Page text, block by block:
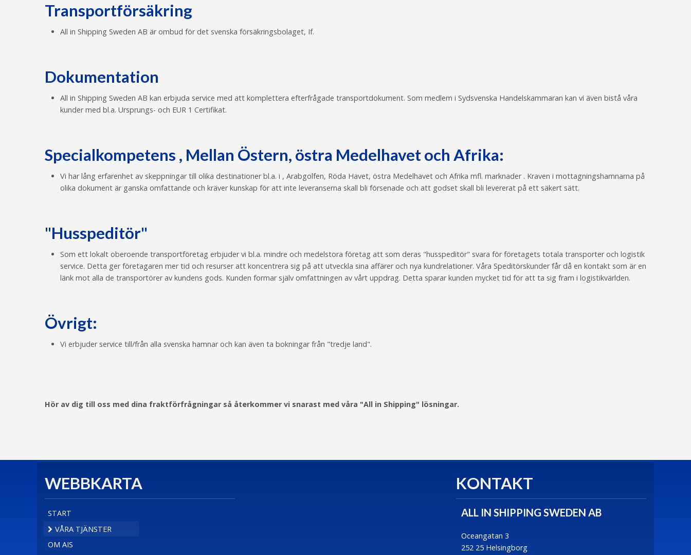
Transportförsäkring
All in Shipping Sweden AB är ombud för det svenska försäkringsbolaget, If.
Dokumentation
All in Shipping Sweden AB kan erbjuda service med att komplettera efterfrågade transportdokument. Som medlem i Sydsvenska Handelskammaran kan vi även bistå våra
kunder med bl.a. Ursprungs- och EUR 1 Certifikat.
Specialkompetens , Mellan Östern, östra Medelhavet och Afrika:
Vi har lång erfarenhet av skeppningar till olika destinationer bl.a. i , Arabgolfen, Röda Havet, östra Medelhavet och Afrika mfl. marknader . Kraven i mottagningshamnarna på
olika dokument är ganska omfattande och kräver kunskap för att inte leveranserna skall bli försenade och att godset skall bli levererat på ett säkert sätt.
"Husspeditör"
Som ett lokalt oberoende transportföretag erbjuder vi bl.a. mindre och medelstora företag att som deras "husspeditör" svara för företagets totala transporter och logistik
service. Detta ger företagaren mer tid och resurser att koncentrera sig på att utveckla sina affärer och nya kundrelationer. Våra Speditörskunder får då en kontakt som är en
länk mot alla de transportörer av kundens gods. Kunden formar själv omfattningen av vårt uppdrag. Detta sparar kunden mycket tid för att ta sig fram i logistikvärlden.
Övrigt:
Vi erbjuder service till/från alla svenska hamnar och kan även ta bokningar från "tredje land".
Hör av dig till oss med dina fraktförfrågningar så återkommer vi snarast med våra "All in Shipping" lösningar.
WEBBKARTA
START
VÅRA TJÄNSTER
OM AIS
KONTAKT
ALL IN SHIPPING SWEDEN AB
Oceangatan 3
252 25 Helsingborg